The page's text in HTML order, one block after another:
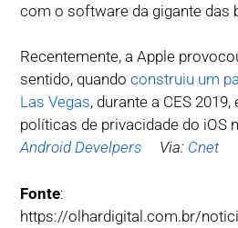
com o software da gigante das
Recentemente, a Apple
sentido, quandoconstruiu um
Las Vegas, durante a CES
políticas de privacidade do iOS
Android Develpers
Via: Cnet
Fonte:
https://olhardigital.com.br/